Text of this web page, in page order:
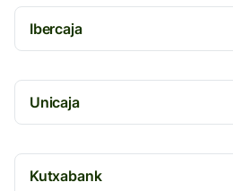
Ibercaja
Unicaja
Kutxabank